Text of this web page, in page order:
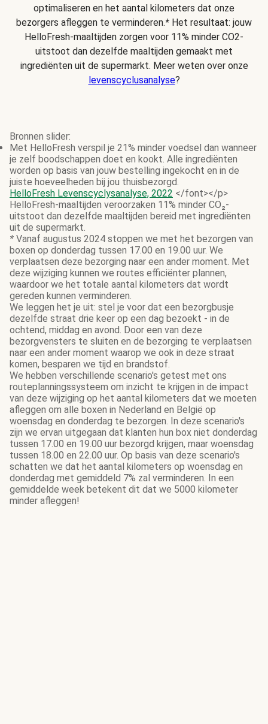
optimaliseren en het aantal kilometers dat onze
bezorgers afleggen te verminderen.* Het resultaat: jouw
HelloFresh-maaltijden zorgen voor 11% minder CO2-
uitstoot dan dezelfde maaltijden gemaakt met
ingrediënten uit de supermarkt. Meer weten over onze
levenscyclusanalyse?
Bronnen slider:
Met HelloFresh verspil je 21% minder voedsel dan wanneer
je zelf boodschappen doet en kookt. Alle ingrediënten
worden op basis van jouw bestelling ingekocht en in de
juiste hoeveelheden bij jou thuisbezorgd.
HelloFresh Levenscyclysanalyse, 2022 </font></p>
HelloFresh-maaltijden veroorzaken 11% minder CO₂-
uitstoot dan dezelfde maaltijden bereid met ingrediënten
uit de supermarkt.
* Vanaf augustus 2024 stoppen we met het bezorgen van
boxen op donderdag tussen 17.00 en 19.00 uur. We
verplaatsen deze bezorging naar een ander moment. Met
deze wijziging kunnen we routes efficiënter plannen,
waardoor we het totale aantal kilometers dat wordt
gereden kunnen verminderen.
We leggen het je uit: stel je voor dat een bezorgbusje
dezelfde straat drie keer op een dag bezoekt - in de
ochtend, middag en avond. Door een van deze
bezorgvensters te sluiten en de bezorging te verplaatsen
naar een ander moment waarop we ook in deze straat
komen, besparen we tijd en brandstof.
We hebben verschillende scenario's getest met ons
routeplanningssysteem om inzicht te krijgen in de impact
van deze wijziging op het aantal kilometers dat we moeten
afleggen om alle boxen in Nederland en België op
woensdag en donderdag te bezorgen. In deze scenario's
zijn we ervan uitgegaan dat klanten hun box niet donderdag
tussen 17.00 en 19.00 uur bezorgd krijgen, maar woensdag
tussen 18.00 en 22.00 uur. Op basis van deze scenario's
schatten we dat het aantal kilometers op woensdag en
donderdag met gemiddeld 7% zal verminderen. In een
gemiddelde week betekent dit dat we 5000 kilometer
minder afleggen!